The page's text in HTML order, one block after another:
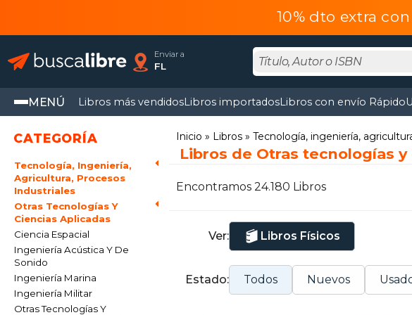
10% dto extra
Enviar a
FL
MENÚ Libros más vendidosLibros importadosLibros con envío Rápido
CATEGORÍA
Tecnología, Ingeniería,
Agricultura, Procesos
Industriales
Otras Tecnologías Y
Ciencias Aplicadas
Ciencia Espacial
Ingeniería Acústica Y De
Sonido
Ingeniería Marina
Ingeniería Militar
Otras Tecnologías Y
Inicio Libros Tecnología, ingeniería,
Libros de Otras tecnologías
Encontramos 24.180 Libros
Ver: Libros Físicos
Estado: Todos Nuevos